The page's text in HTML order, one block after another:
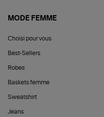
MODE FEMME
Choisi pour vous
Best-Sellers
Robes
Baskets femme
Sweatshirt
Jeans